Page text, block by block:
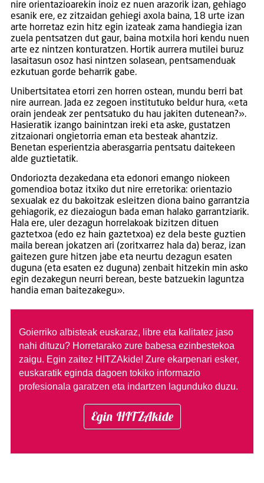
nire orientazioarekin inoiz ez nuen arazorik izan, gehiago
esanik ere, ez zitzaidan gehiegi axola baina, 18 urte izan
arte horretaz ezin hitz egin izateak zama handiegia izan
zuela pentsatzen dut gaur, baina motxila hori kendu nuen
arte ez nintzen konturatzen. Hortik aurrera mutilei buruz
lasaitasun osoz hasi nintzen solasean, pentsamenduak
ezkutuan gorde beharrik gabe.
Unibertsitatea etorri zen horren ostean, mundu berri bat
nire aurrean. Jada ez zegoen institutuko beldur hura, «eta
orain jendeak zer pentsatuko du hau jakiten dutenean?».
Hasieratik izango bainintzan ireki eta aske, gustatzen
zitzaionari ongietorria eman eta besteak ahantziz.
Benetan esperientzia aberasgarria pentsatu daitekeen
alde guztietatik.
Ondoriozta dezakedana eta edonori emango niokeen
gomendioa botaz itxiko dut nire erretorika: orientazio
sexualak ez du bakoitzak esleitzen diona baino garrantzia
gehiagorik, ez diezaiogun bada eman halako garrantziarik.
Hala ere, uler dezagun horrelakoak bizitzen dituen
gaztetxoa (edo ez hain gaztetxoa) ez dela beste guztien
maila berean jokatzen ari (zoritxarrez hala da) beraz, izan
gaitezen gure hitzen jabe eta neurtu dezagun esaten
duguna (eta esaten ez duguna) zenbait hitzekin min asko
egin dezakegun neurri berean, beste batzuekin laguntza
handia eman baitezakegu».
Goierriko albisteak euskaraz, libre eta kalitatez jaso
nahi dituzu? Horretarako zure babesa ezinbestekoa
zaigu. Egin zaitez HITZAkide! Zure ekarpenari esker,
euskaratik eginda dagoen tokiko informazio
profesionala garatzen eta indartzen lagunduko duzu.
Egin HITZAkide